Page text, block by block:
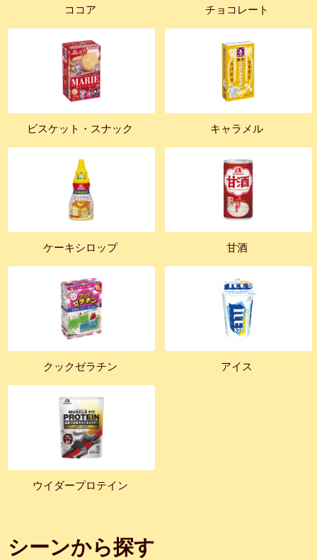
ココア チョコレート
ビスケット・スナック キャラメル
ケーキシロップ 甘酒
クックゼラチン アイス
ウイダープロテイン
シーンから探す